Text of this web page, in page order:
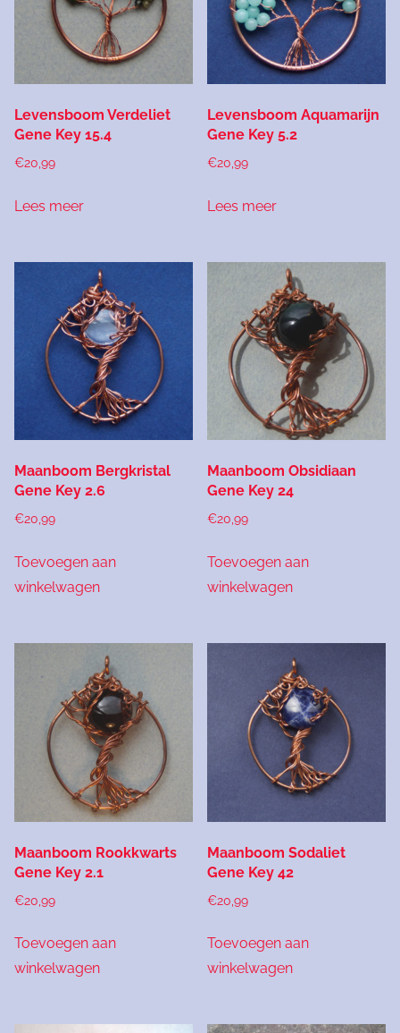
Levensboom Verdeliet
Gene Key 15.4
€20,99
Lees meer
Levensboom Aquamarijn
Gene Key 5.2
€20,99
Lees meer
Maanboom Bergkristal
Gene Key 2.6
€20,99
Toevoegen aan
winkelwagen
Maanboom Obsidiaan
Gene Key 24
€20,99
Toevoegen aan
winkelwagen
Maanboom Rookkwarts
Gene Key 2.1
€20,99
Toevoegen aan
winkelwagen
Maanboom Sodaliet
Gene Key 42
€20,99
Toevoegen aan
winkelwagen